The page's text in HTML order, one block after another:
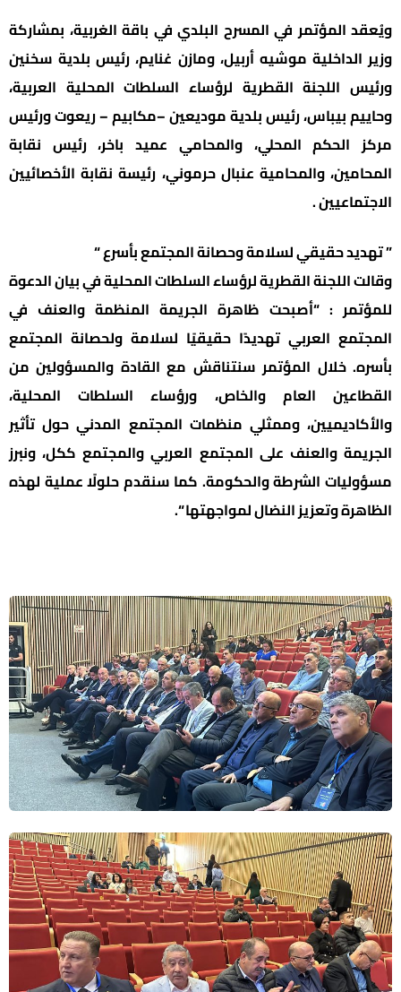
ويُعقد المؤتمر في المسرح البلدي في باقة الغربية، بمشاركة
وزير الداخلية موشيه أربيل، ومازن غنايم، رئيس بلدية سخنين
ورئيس اللجنة القطرية لرؤساء السلطات المحلية العربية،
وحاييم بيباس، رئيس بلدية موديعين –مكابيم – ريعوت ورئيس
مركز الحكم المحلي، والمحامي عميد باخر، رئيس نقابة
المحامين، والمحامية عنبال حرموني، رئيسة نقابة الأخصائيين
الاجتماعيين .
” تهديد حقيقي لسلامة وحصانة المجتمع بأسرع “
وقالت اللجنة القطرية لرؤساء السلطات المحلية في بيان الدعوة
للمؤتمر : “أصبحت ظاهرة الجريمة المنظمة والعنف في
المجتمع العربي تهديدًا حقيقيًا لسلامة ولحصانة المجتمع
بأسره. خلال المؤتمر سنتناقش مع القادة والمسؤولين من
القطاعين العام والخاص، ورؤساء السلطات المحلية،
والأكاديميين، وممثلي منظمات المجتمع المدني حول تأثير
الجريمة والعنف على المجتمع العربي والمجتمع ككل، ونبرز
مسؤوليات الشرطة والحكومة. كما سنقدم حلولًا عملية لهذه
الظاهرة وتعزيز النضال لمواجهتها “.